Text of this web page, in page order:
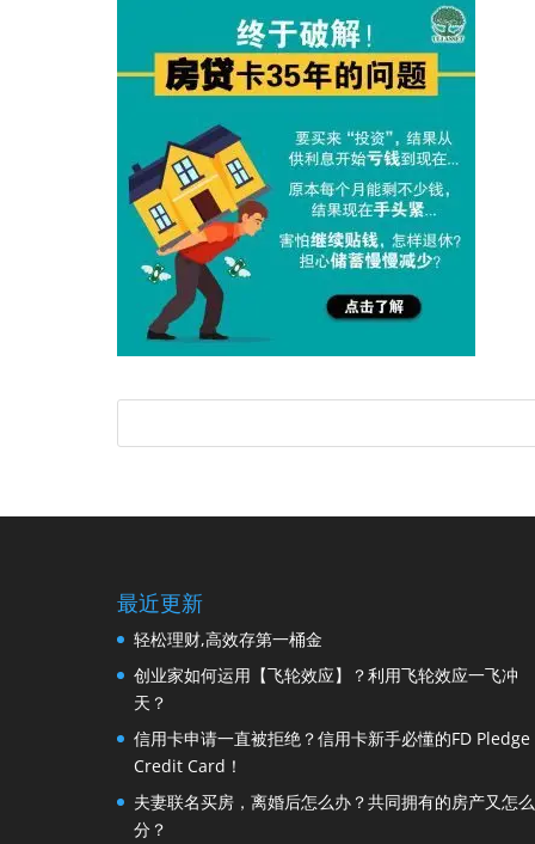
最近更新
轻松理财,高效存第一桶金
创业家如何运用【飞轮效应】？利用飞轮效应一飞冲
天？
信用卡申请一直被拒绝？信用卡新手必懂的FD Pledge
Credit Card！
夫妻联名买房，离婚后怎么办？共同拥有的房产又怎么
分？